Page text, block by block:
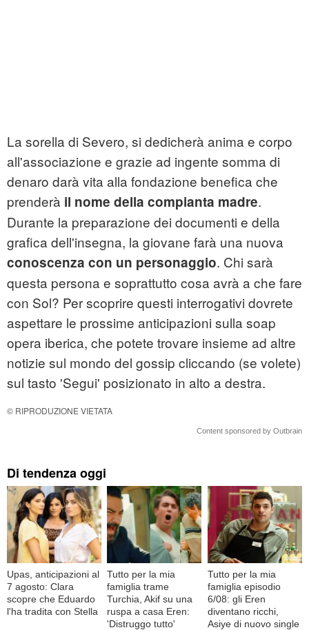
La sorella di Severo, si dedicherà anima e corpo
all'associazione e grazie ad ingente somma di
denaro darà vita alla fondazione benefica che
prenderà il nome della compianta madre.
Durante la preparazione dei documenti e della
grafica dell'insegna, la giovane farà una nuova
conoscenza con un personaggio. Chi sarà
questa persona e soprattutto cosa avrà a che fare
con Sol? Per scoprire questi interrogativi dovrete
aspettare le prossime anticipazioni sulla soap
opera iberica, che potete trovare insieme ad altre
notizie sul mondo del gossip cliccando (se volete)
sul tasto 'Segui' posizionato in alto a destra.
© RIPRODUZIONE VIETATA
Content sponsored by Outbrain
Di tendenza oggi
Upas, anticipazioni al
7 agosto: Clara
scopre che Eduardo
l'ha tradita con Stella
Tutto per la mia
famiglia trame
Turchia, Akif su una
ruspa a casa Eren:
'Distruggo tutto'
Tutto per la mia
famiglia episodio
6/08: gli Eren
diventano ricchi,
Asiye di nuovo single